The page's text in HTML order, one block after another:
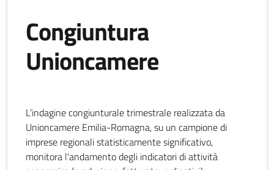
Congiuntura
Unioncamere
L’indagine congiunturale trimestrale realizzata da
Unioncamere Emilia-Romagna, su un campione di
imprese regionali statisticamente significativo,
monitora l'andamento degli indicatori di attività